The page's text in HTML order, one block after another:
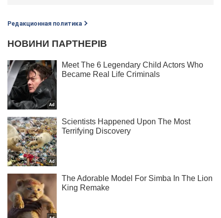
Редакционная политика